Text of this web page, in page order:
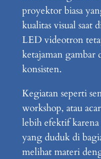
proyektor biasa
kualitas visual saat
LED videotron
ketajaman gambar
konsisten.
Kegiatan seperti
workshop, atau
lebih efektif karena
yang duduk di
melihat materi